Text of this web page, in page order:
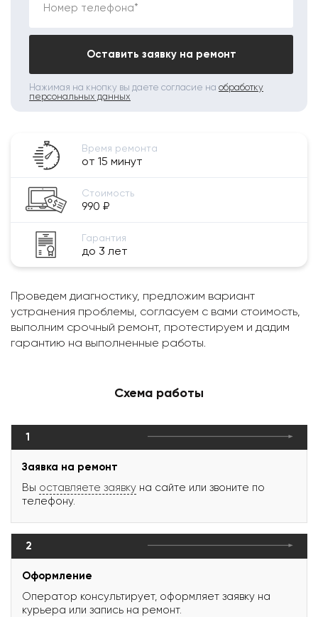
Номер телефона*
Оставить заявку на ремонт
Нажимая на кнопку вы даете согласие на обработку
персональных данных
Время ремонта
от 15 минут
Стоимость
990 ₽
Гарантия
до 3 лет
Проведем диагностику, предложим вариант
устранения проблемы, согласуем с вами стоимость,
выполним срочный ремонт, протестируем и дадим
гарантию на выполненные работы.
Схема работы
1
Заявка на ремонт
Вы оставляете заявку на сайте или звоните по
телефону.
2
Оформление
Оператор консультирует, оформляет заявку на
курьера или запись на ремонт.